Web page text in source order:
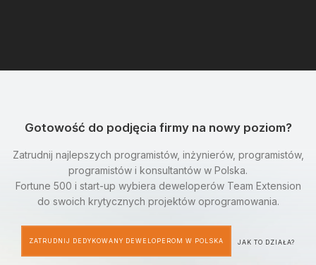
Gotowość do podjęcia firmy na nowy poziom?
Zatrudnij najlepszych programistów, inżynierów, programistów,
programistów i konsultantów w Polska.
Fortune 500 i start-up wybiera deweloperów Team Extension
do swoich krytycznych projektów oprogramowania.
ZATRUDNIJ DEDYKOWANY DEWELOPEROM W POLSKA JAK TO DZIAŁA?